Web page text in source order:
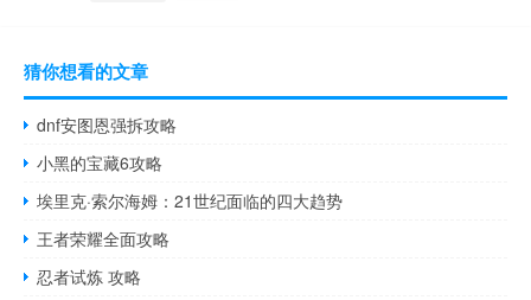
猜你想看的文章
dnf安图恩强拆攻略
小黑的宝藏6攻略
埃里克·索尔海姆：21世纪面临的四大趋势
王者荣耀全面攻略
忍者试炼 攻略